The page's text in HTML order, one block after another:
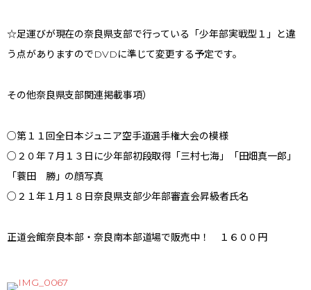
☆足運びが現在の奈良県支部で行っている「少年部実戦型１」と違
う点がありますのでDVDに準じて変更する予定です。
その他奈良県支部関連掲載事項）
○第１１回全日本ジュニア空手道選手権大会の模様
○２０年７月１３日に少年部初段取得「三村七海」「田畑真一郎」
「蓑田 勝」の顔写真
○２１年１月１８日奈良県支部少年部審査会昇級者氏名
正道会館奈良本部・奈良南本部道場で販売中！ １６００円